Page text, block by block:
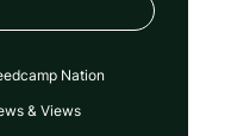
Nation
& Views